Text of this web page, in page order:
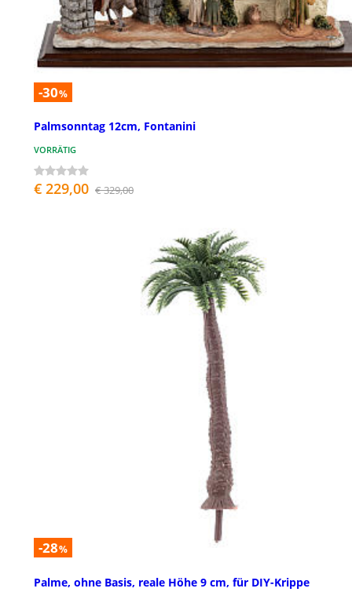
-30%
Palmsonntag 12cm, Fontanini
VORRÄTIG
€ 229,00 € 329,00
-28%
Palme, ohne Basis, reale Höhe 9 cm, für DIY-Krippe